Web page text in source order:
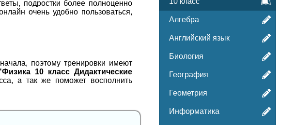
подростки более полноценно
очень удобно пользоваться,
поэтому тренировки имеют
10 класс Дидактические
а так же поможет восполнить
Алгебра
Английский язык
Биология
География
Геометрия
Информатика